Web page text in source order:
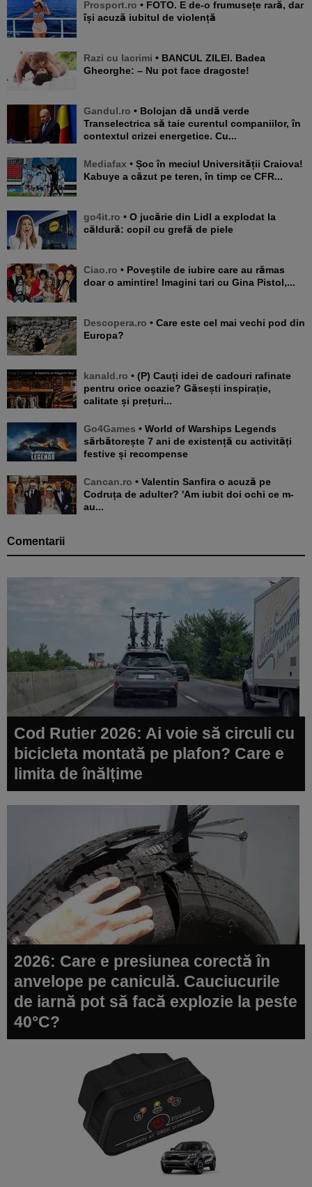
Prosport.ro • FOTO. E de-o frumusețe rară, dar
își acuză iubitul de violență
Razi cu lacrimi • BANCUL ZILEI. Badea
Gheorghe: – Nu pot face dragoste!
Gandul.ro • Bolojan dă undă verde
Transelectrica să taie curentul companiilor, în
contextul crizei energetice. Cu...
Mediafax • Șoc în meciul Universității Craiova!
Kabuye a căzut pe teren, în timp ce CFR...
go4it.ro • O jucărie din Lidl a explodat la
căldură: copil cu grefă de piele
Ciao.ro • Poveştile de iubire care au rămas
doar o amintire! Imagini tari cu Gina Pistol,...
Descopera.ro • Care este cel mai vechi pod din
Europa?
kanald.ro • (P) Cauți idei de cadouri rafinate
pentru orice ocazie? Găsești inspirație,
calitate și prețuri...
Go4Games • World of Warships Legends
sărbătorește 7 ani de existență cu activități
festive și recompense
Cancan.ro • Valentin Sanfira o acuză pe
Codruța de adulter? 'Am iubit doi ochi ce m-
au...
Comentarii
Cod Rutier 2026: Ai voie să circuli cu
bicicleta montată pe plafon? Care e
limita de înălțime
2026: Care e presiunea corectă în
anvelope pe caniculă. Cauciucurile
de iarnă pot să facă explozie la peste
40°C?